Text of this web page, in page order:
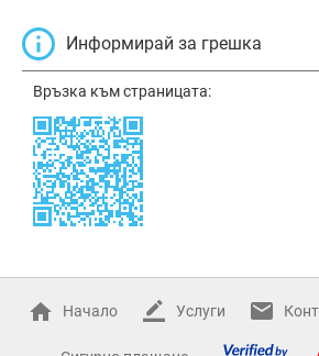
Информирай за грешка
Връзка към страницата:
Начало Услуги